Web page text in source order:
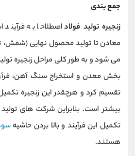
جمع بندی
زنجیره تولید فولاداصطلاحا به
معادن تا تولید محصول نهایی (شمش،
بخش معدن و استخراج سنگ آهن،
تقسیم کرد و هرچقدر این زنجیره
بیشتر است. بنابراین شرکت های
تکمیل این فرآیند و بالا بردن حاشیه
هستند.